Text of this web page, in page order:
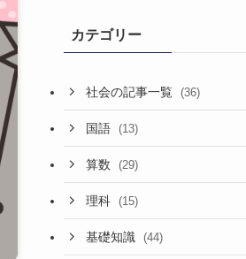
カテゴリー
社会の記事一覧 (36)
国語 (13)
算数 (29)
理科 (15)
基礎知識 (44)